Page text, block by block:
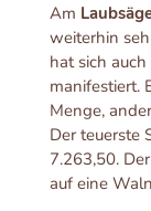
Am
weiterhin
hat sich
manifestiert.
Menge,
Der teuerste
7.263,50.
auf eine